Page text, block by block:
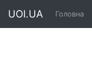
UOI.UA Головна